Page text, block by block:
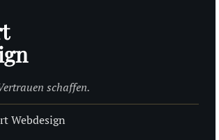
schaffen.
Webdesign